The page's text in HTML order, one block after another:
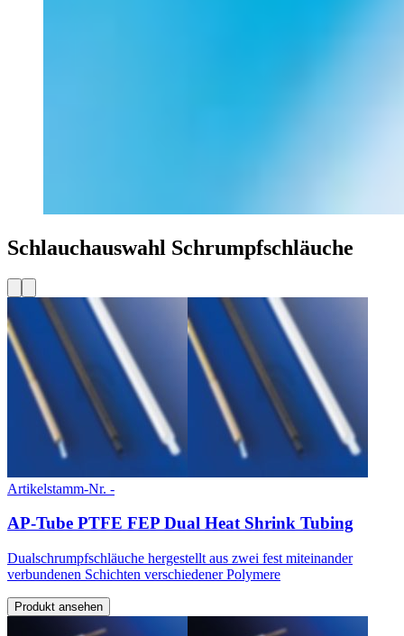
Schlauchauswahl Schrumpfschläuche
Artikelstamm-Nr. -
AP-Tube PTFE FEP Dual Heat Shrink Tubing
Dualschrumpfschläuche hergestellt aus zwei fest miteinander
verbundenen Schichten verschiedener Polymere
Produkt ansehen